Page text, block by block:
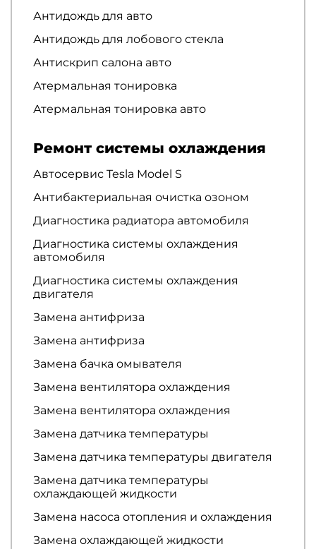
Антидождь для авто
Антидождь для лобового стекла
Антискрип салона авто
Атермальная тонировка
Атермальная тонировка авто
Ремонт системы охлаждения
Автосервис Tesla Model S
Антибактериальная очистка озоном
Диагностика радиатора автомобиля
Диагностика системы охлаждения
автомобиля
Диагностика системы охлаждения
двигателя
Замена антифриза
Замена антифриза
Замена бачка омывателя
Замена вентилятора охлаждения
Замена вентилятора охлаждения
Замена датчика температуры
Замена датчика температуры двигателя
Замена датчика температуры
охлаждающей жидкости
Замена насоса отопления и охлаждения
Замена охлаждающей жидкости